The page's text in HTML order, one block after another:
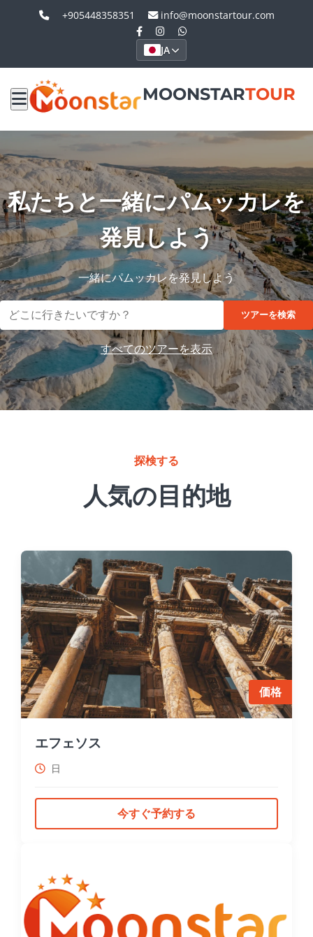
+905448358351 info@moonstartour.com
JA
MOONSTARTOUR
私たちと一緒にパムッカレを
発見しよう
一緒にパムッカレを発見しよう
ツアーを検索
すべてのツアーを表示
探検する
人気の目的地
価格
エフェソス
日
今すぐ予約する